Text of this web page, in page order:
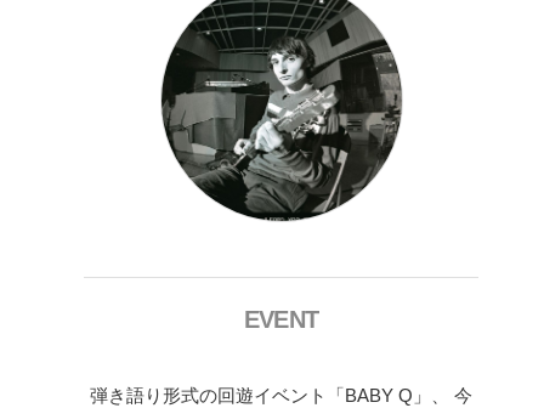
EVENT
弾き語り形式の回遊イベント「BABY Q」、 今